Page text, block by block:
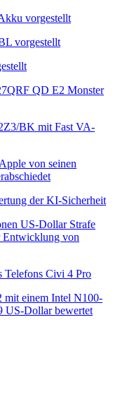
vorgestellt
vorgestellt
QD E2 Monster
BK mit Fast VA-
von seinen
der KI-Sicherheit
US-Dollar Strafe
Entwicklung von
Telefons Civi 4 Pro
einem Intel N100-
US-Dollar bewertet